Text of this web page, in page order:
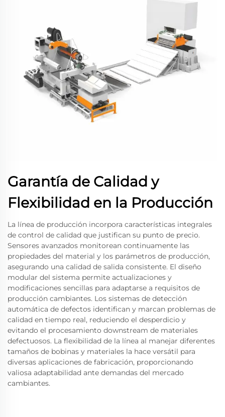
Garantía de Calidad y
Flexibilidad en la Producción
La línea de producción incorpora características integrales
de control de calidad que justifican su punto de precio.
Sensores avanzados monitorean continuamente las
propiedades del material y los parámetros de producción,
asegurando una calidad de salida consistente. El diseño
modular del sistema permite actualizaciones y
modificaciones sencillas para adaptarse a requisitos de
producción cambiantes. Los sistemas de detección
automática de defectos identifican y marcan problemas de
calidad en tiempo real, reduciendo el desperdicio y
evitando el procesamiento downstream de materiales
defectuosos. La flexibilidad de la línea al manejar diferentes
tamaños de bobinas y materiales la hace versátil para
diversas aplicaciones de fabricación, proporcionando
valiosa adaptabilidad ante demandas del mercado
cambiantes.